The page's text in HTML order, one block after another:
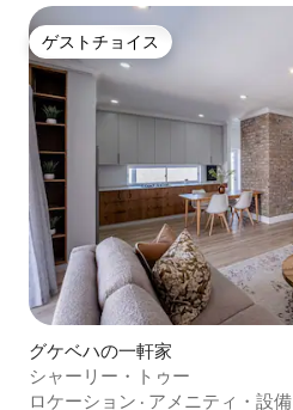
ゲストチョイス
ゲストチョイス
グケベハの一軒家
シャーリー・トゥー
ロケーション · アメニティ・設備